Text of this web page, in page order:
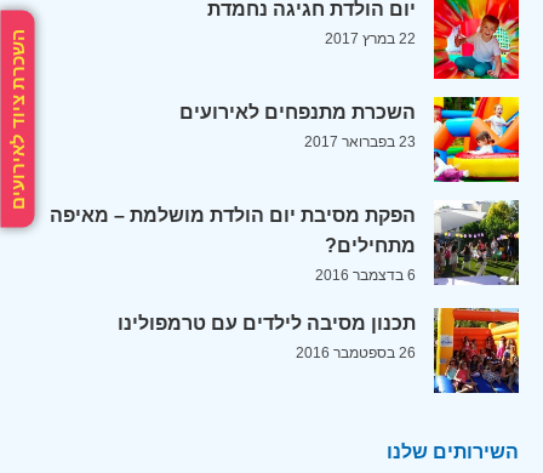
השכרת ציוד לאירועים
יום הולדת חגיגה נחמדת
22 במרץ 2017
השכרת מתנפחים לאירועים
23 בפברואר 2017
הפקת מסיבת יום הולדת מושלמת – מאיפה
מתחילים?
6 בדצמבר 2016
תכנון מסיבה לילדים עם טרמפולינו
26 בספטמבר 2016
השירותים שלנו